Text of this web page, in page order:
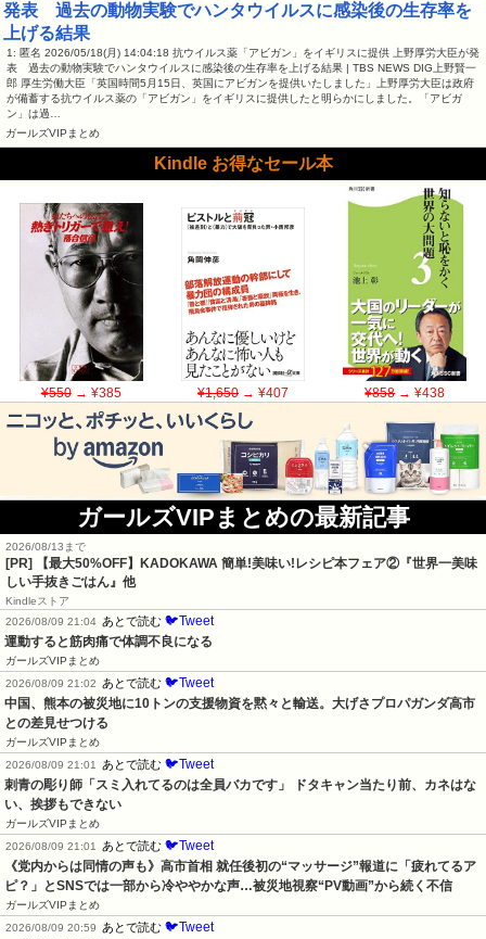
発表 過去の動物実験でハンタウイルスに感染後の生存率を
上げる結果
1: 匿名 2026/05/18(月) 14:04:18 抗ウイルス薬「アビガン」をイギリスに提供 上野厚労大臣が発
表 過去の動物実験でハンタウイルスに感染後の生存率を上げる結果 | TBS NEWS DIG上野賢一
郎 厚生労働大臣「英国時間5月15日、英国にアビガンを提供いたしました」上野厚労大臣は政府
が備蓄する抗ウイルス薬の「アビガン」をイギリスに提供したと明らかにしました。「アビガ
ン」は過…
ガールズVIPまとめ
Kindle お得なセール本
¥550→ ¥385 ¥1,650→ ¥407 ¥858→ ¥438
ガールズVIPまとめの最新記事
2026/08/13まで
[PR] 【最大50%OFF】KADOKAWA 簡単!美味い!レシピ本フェア②『世界一美味
しい手抜きごはん』他
Kindleストア
2026/08/09 21:04 あとで読む 🐦Tweet
運動すると筋肉痛で体調不良になる
ガールズVIPまとめ
2026/08/09 21:02
あとで読む 🐦Tweet
中国、熊本の被災地に10トンの支援物資を黙々と輸送。大げさプロパガンダ高市
との差見せつける
ガールズVIPまとめ
2026/08/09 21:01
あとで読む 🐦Tweet
刺青の彫り師「スミ入れてるのは全員バカです」 ドタキャン当たり前、カネはな
い、挨拶もできない
ガールズVIPまとめ
2026/08/09 21:01
あとで読む 🐦Tweet
《党内からは同情の声も》高市首相 就任後初の“マッサージ”報道に「疲れてるア
ピ？」とSNSでは一部から冷ややかな声…被災地視察“PV動画”から続く不信
ガールズVIPまとめ
2026/08/09 20:59
あとで読む 🐦Tweet